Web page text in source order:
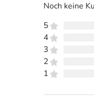
Noch keine
5
4
3
2
1